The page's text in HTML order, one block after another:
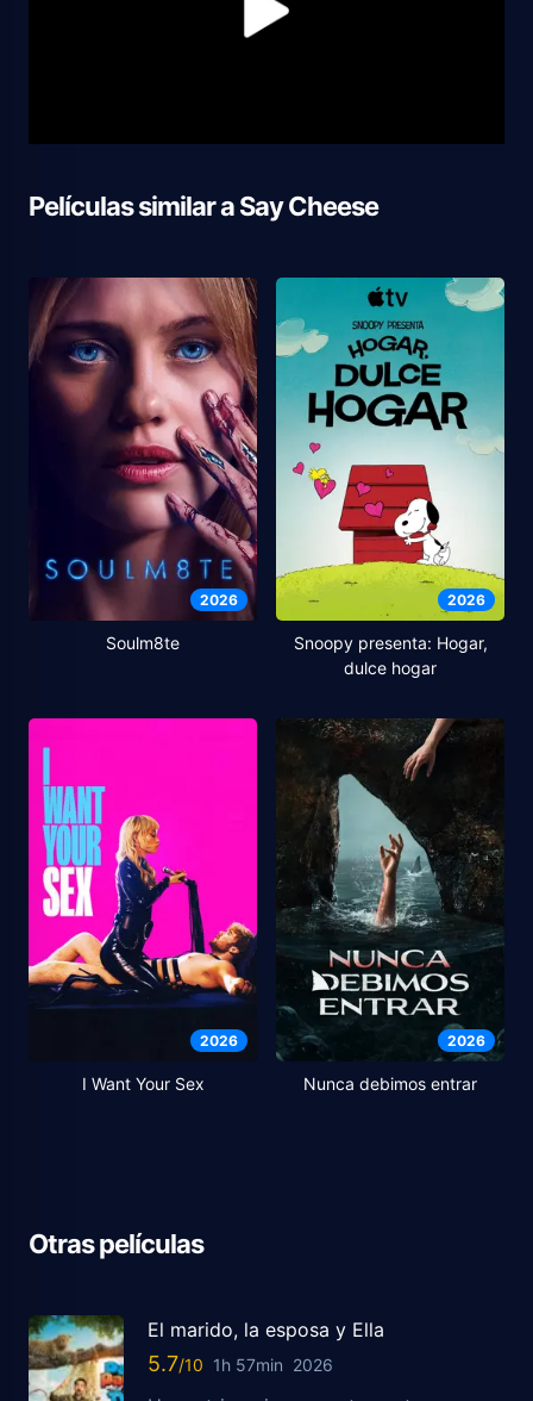
Películas similar aSay Cheese
2026
Soulm8te
2026
Snoopy presenta: Hogar,
dulce hogar
2026
I Want Your Sex
2026
Nunca debimos entrar
Otras películas
El marido, la esposa y Ella
5.7 1h 57min 2026